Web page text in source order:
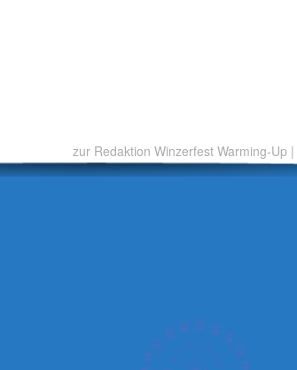
zur Redaktion Winzerfest Warming-Up |